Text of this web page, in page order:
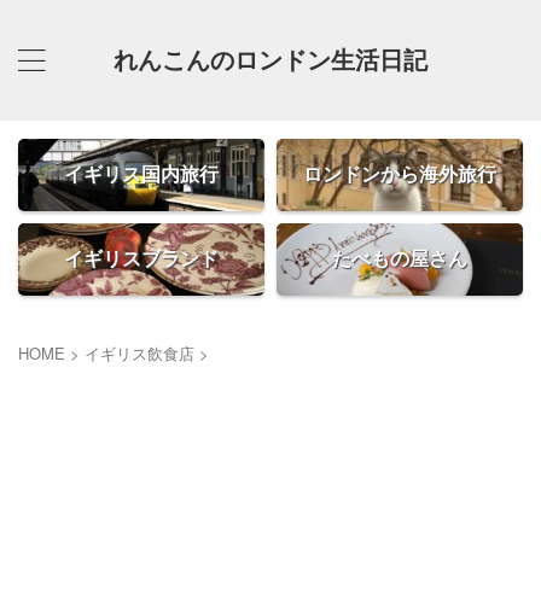
れんこんのロンドン生活日記
イギリス国内旅行 ロンドンから海外旅行
イギリスブランド たべもの屋さん
HOME > イギリス飲食店 >